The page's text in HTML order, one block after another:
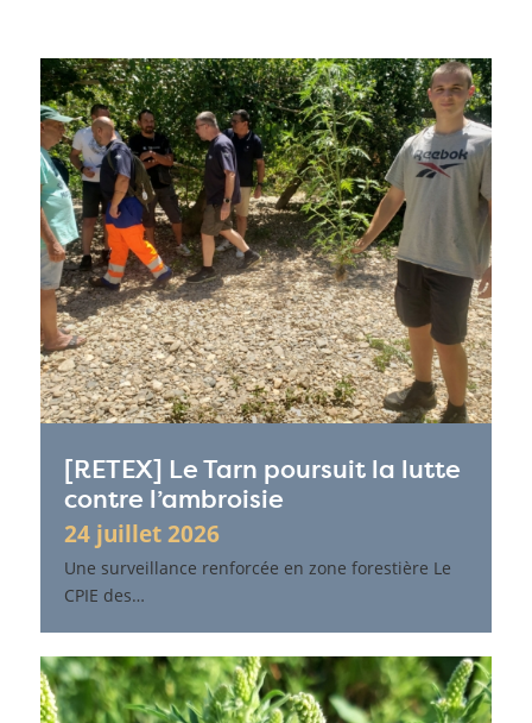
[RETEX] Le Tarn poursuit la lutte
contre l’ambroisie
24 juillet 2026
Une surveillance renforcée en zone forestière Le
CPIE des…